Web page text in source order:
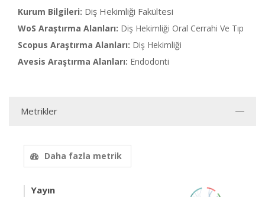
Kurum Bilgileri: Diş Hekimliği Fakültesi
WoS Araştırma Alanları: Diş Hekimliği Oral Cerrahi Ve Tıp
Scopus Araştırma Alanları: Diş Hekimliği
Avesis Araştırma Alanları: Endodonti
Metrikler
Daha fazla metrik
Yayın